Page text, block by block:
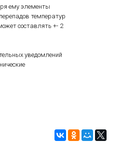
ему элементы
температур
составлять +- 2
уведомлений